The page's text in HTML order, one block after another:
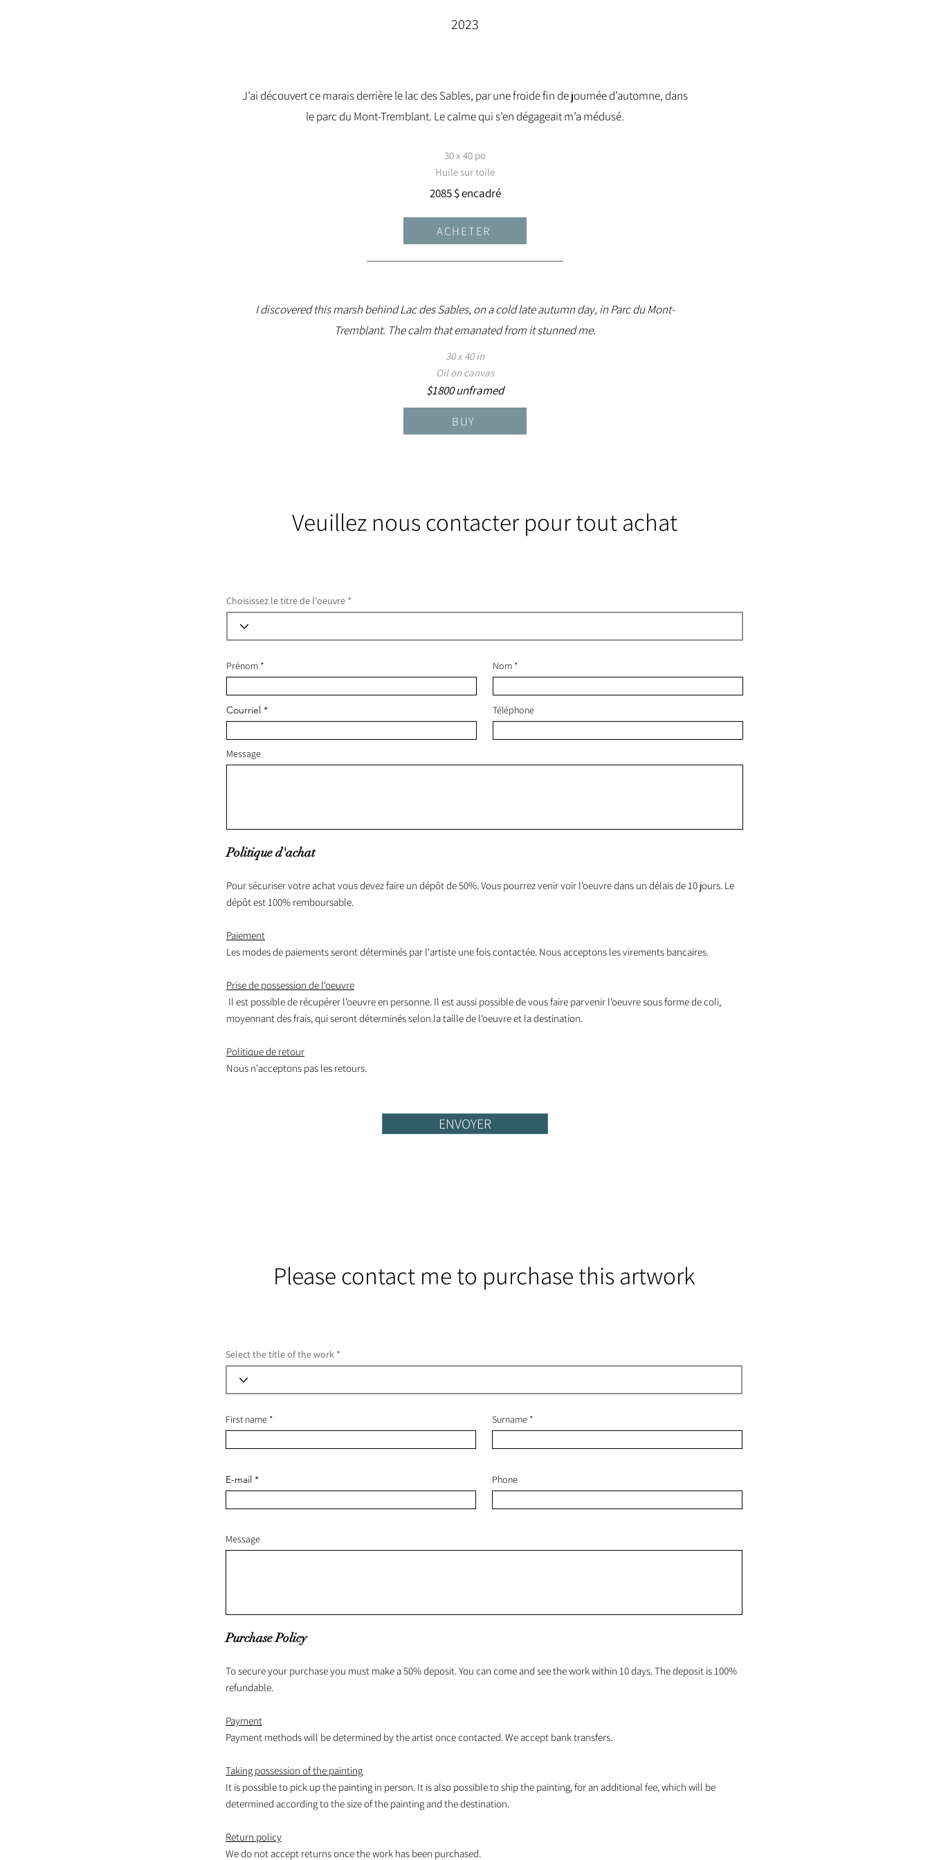
2023
J’ai découvert ce marais derrière le lac des Sables, par une froide fin de journée d’automne, dans
le parc du Mont-Tremblant. Le calme qui s'en dégageait m’a médusé.
30 x 40 po
Huile sur toile
2085 $ encadré
ACHETER
I discovered this marsh behind Lac des Sables, on a cold late autumn day, in Parc du Mont-
Tremblant. The calm that emanated from it stunned me.
30 x 40 in
Oil on canvas
$1800 unframed
BUY
Veuillez nous contacter pour tout achat
Choisissez le titre de l'oeuvre
Prénom
Courriel
Nom
Téléphone
Message
Politique d'achat
Pour sécuriser votre achat vous devez faire un dépôt de 50%. Vous pourrez venir voir l'oeuvre dans un délais de 10 jours. Le
dépôt est 100% remboursable.
Paiement
Les modes de paiements seront déterminés par l'artiste une fois contactée. Nous acceptons les virements bancaires.
Prise de possession de l'oeuvre
Il est possible de récupérer l'oeuvre en personne. Il est aussi possible de vous faire parvenir l'oeuvre sous forme de coli,
moyennant des frais, qui seront déterminés selon la taille de l'oeuvre et la destination.
Politique de retour
Nous n'acceptons pas les retours.
ENVOYER
Please contact me to purchase this artwork
Select the title of the work
First name Surname
E-mail Phone
Message
Purchase Policy
To secure your purchase you must make a 50% deposit. You can come and see the work within 10 days. The deposit is 100%
refundable.
Payment
Payment methods will be determined by the artist once contacted. We accept bank transfers.
Taking possession of the painting
It is possible to pick up the painting in person. It is also possible to ship the painting, for an additional fee, which will be
determined according to the size of the painting and the destination.
Return policy
We do not accept returns once the work has been purchased.